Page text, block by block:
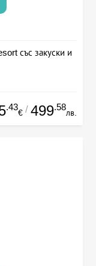
със закуски и
.43
€ / 499.58
лв.